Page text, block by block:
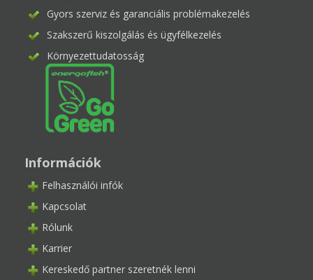
Gyors szerviz és garanciális problémakezelés
Szakszerű kiszolgálás és ügyfélkezelés
Környezettudatosság
Információk
Felhasználói infók
Kapcsolat
Rólunk
Karrier
Kereskedő partner szeretnék lenni